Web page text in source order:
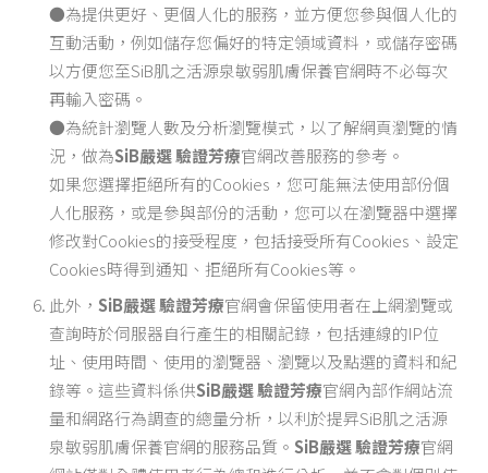
●為提供更好、更個人化的服務，並方便您參與個人化的
互動活動，例如儲存您偏好的特定領域資料，或儲存密碼
以方便您至SiB肌之活源泉敏弱肌膚保養官網時不必每次
再輸入密碼。
●為統計瀏覽人數及分析瀏覽模式，以了解網頁瀏覽的情
況，做為SiB嚴選 驗證芳療官網改善服務的參考。
如果您選擇拒絕所有的Cookies，您可能無法使用部份個
人化服務，或是參與部份的活動，您可以在瀏覽器中選擇
修改對Cookies的接受程度，包括接受所有Cookies、設定
Cookies時得到通知、拒絕所有Cookies等。
此外， SiB嚴選 驗證芳療官網會保留使用者在上網瀏覽或
查詢時於伺服器自行產生的相關記錄，包括連線的IP位
址、使用時間、使用的瀏覽器、瀏覽以及點選的資料和紀
錄等。這些資料係供SiB嚴選 驗證芳療官網內部作網站流
量和網路行為調查的總量分析，以利於提昇SiB肌之活源
泉敏弱肌膚保養官網的服務品質。 SiB嚴選 驗證芳療官網